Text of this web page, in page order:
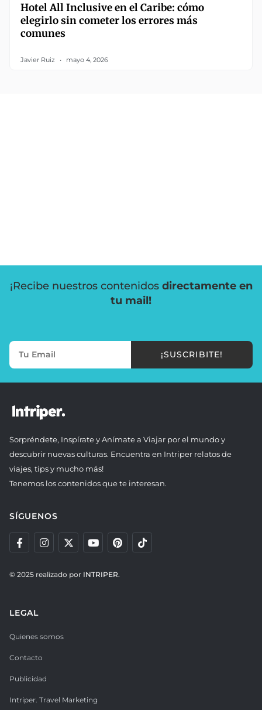
Hotel All Inclusive en el Caribe: cómo
elegirlo sin cometer los errores más
comunes
Javier Ruiz mayo 4, 2026
¡Recibe nuestros contenidos directamente en
tu mail!
¡SUSCRIBITE!
Sorpréndete, Inspírate y Anímate a Viajar por el mundo y
descubrir nuevas culturas. Encuentra en Intriper relatos de
viajes, tips y mucho más!
Tenemos los contenidos que te interesan.
SÍGUENOS
© 2025 realizado por INTRIPER.
LEGAL
Quienes somos
Contacto
Publicidad
Intriper. Travel Marketing